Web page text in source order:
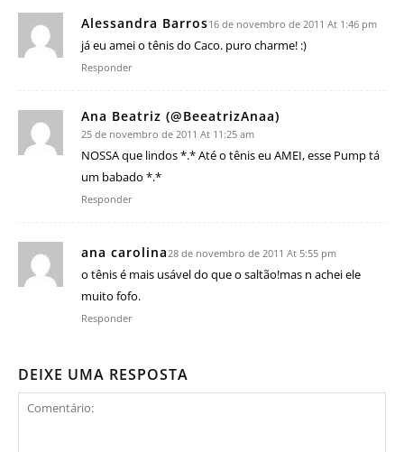
Alessandra Barros16 de novembro de 2011 At 1:46 pm
já eu amei o tênis do Caco. puro charme! :)
Responder
Ana Beatriz (@BeeatrizAnaa)
25 de novembro de 2011 At 11:25 am
NOSSA que lindos *.* Até o tênis eu AMEI, esse Pump tá
um babado *.*
Responder
ana carolina 28 de novembro de 2011 At 5:55 pm
o tênis é mais usável do que o saltão!mas n achei ele
muito fofo.
Responder
DEIXE UMA RESPOSTA